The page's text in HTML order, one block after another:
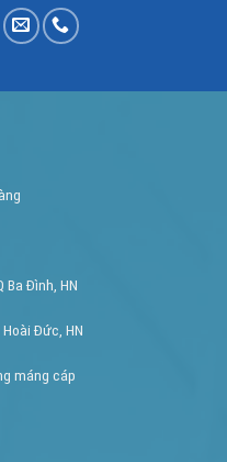
Ba Đình, HN
Đức, HN
máng cáp